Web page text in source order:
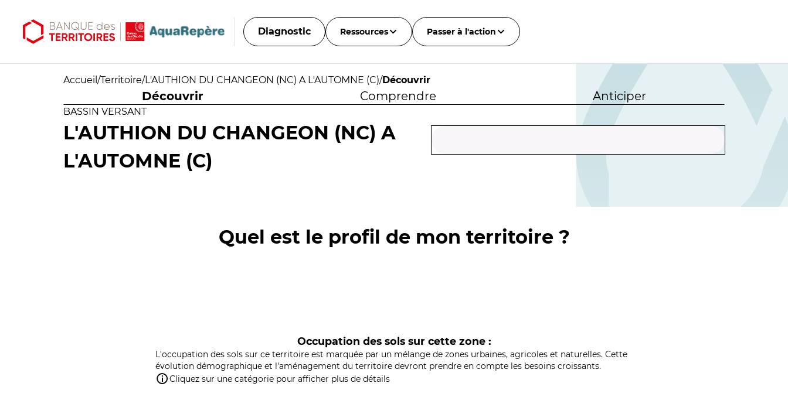
Diagnostic Ressources Passer à l'action
Accueil /Territoire/L'AUTHION DU CHANGEON (NC) A L'AUTOMNE (C)/Découvrir
Découvrir Comprendre Anticiper
BASSIN VERSANT
L'AUTHION DU CHANGEON (NC) A
L'AUTOMNE (C)
Quel est le profil de mon territoire ?
Occupation des sols sur cette zone :
L'occupation des sols sur ce territoire est marquée par un mélange de zones urbaines, agricoles et naturelles. Cette
évolution démographique et l'aménagement du territoire devront prendre en compte les besoins croissants.
Cliquez sur une catégorie pour afficher plus de détails